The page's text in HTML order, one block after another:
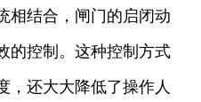
相结合，闸门的启闭动
的控制。这种控制方式
，还大大降低了操作人